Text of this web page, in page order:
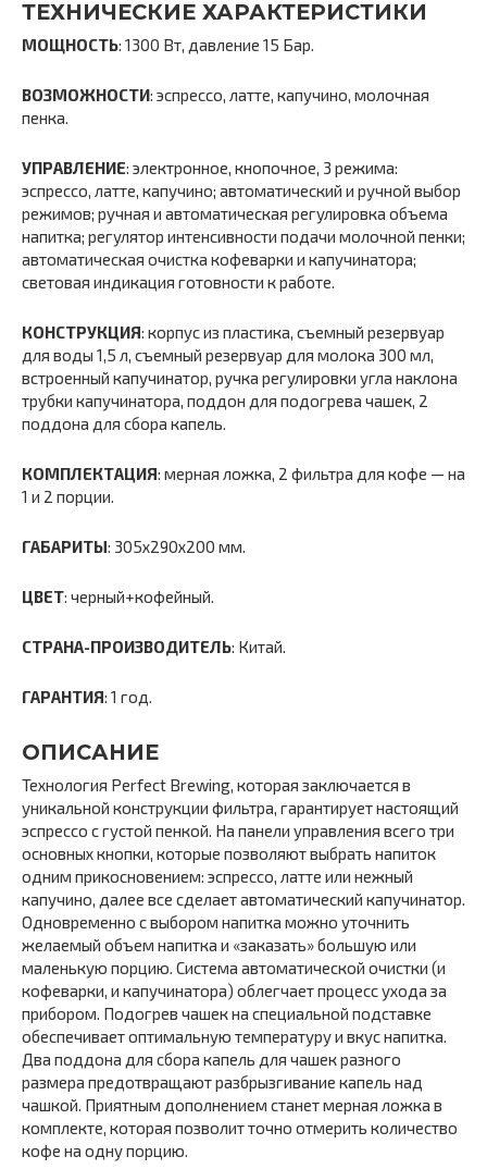
ТЕХНИЧЕСКИЕ ХАРАКТЕРИСТИКИ
МОЩНОСТЬ: 1300 Вт, давление 15 Бар.
ВОЗМОЖНОСТИ: эспрессо, латте, капучино, молочная
пенка.
УПРАВЛЕНИЕ: электронное, кнопочное, 3 режима:
эспрессо, латте, капучино; автоматический и ручной выбор
режимов; ручная и автоматическая регулировка объема
напитка; регулятор интенсивности подачи молочной пенки;
автоматическая очистка кофеварки и капучинатора;
световая индикация готовности к работе.
КОНСТРУКЦИЯ: корпус из пластика, съемный резервуар
для воды 1,5 л, съемный резервуар для молока 300 мл,
встроенный капучинатор, ручка регулировки угла наклона
трубки капучинатора, поддон для подогрева чашек, 2
поддона для сбора капель.
КОМПЛЕКТАЦИЯ: мерная ложка, 2 фильтра для кофе — на
1 и 2 порции.
ГАБАРИТЫ: 305х290х200 мм.
ЦВЕТ: черный+кофейный.
СТРАНА-ПРОИЗВОДИТЕЛЬ: Китай.
ГАРАНТИЯ: 1 год.
ОПИСАНИЕ
Технология Perfect Brewing, которая заключается в
уникальной конструкции фильтра, гарантирует настоящий
эспрессо с густой пенкой. На панели управления всего три
основных кнопки, которые позволяют выбрать напиток
одним прикосновением: эспрессо, латте или нежный
капучино, далее все сделает автоматический капучинатор.
Одновременно с выбором напитка можно уточнить
желаемый объем напитка и «заказать» большую или
маленькую порцию. Система автоматической очистки (и
кофеварки, и капучинатора) облегчает процесс ухода за
прибором. Подогрев чашек на специальной подставке
обеспечивает оптимальную температуру и вкус напитка.
Два поддона для сбора капель для чашек разного
размера предотвращают разбрызгивание капель над
чашкой. Приятным дополнением станет мерная ложка в
комплекте, которая позволит точно отмерить количество
кофе на одну порцию.